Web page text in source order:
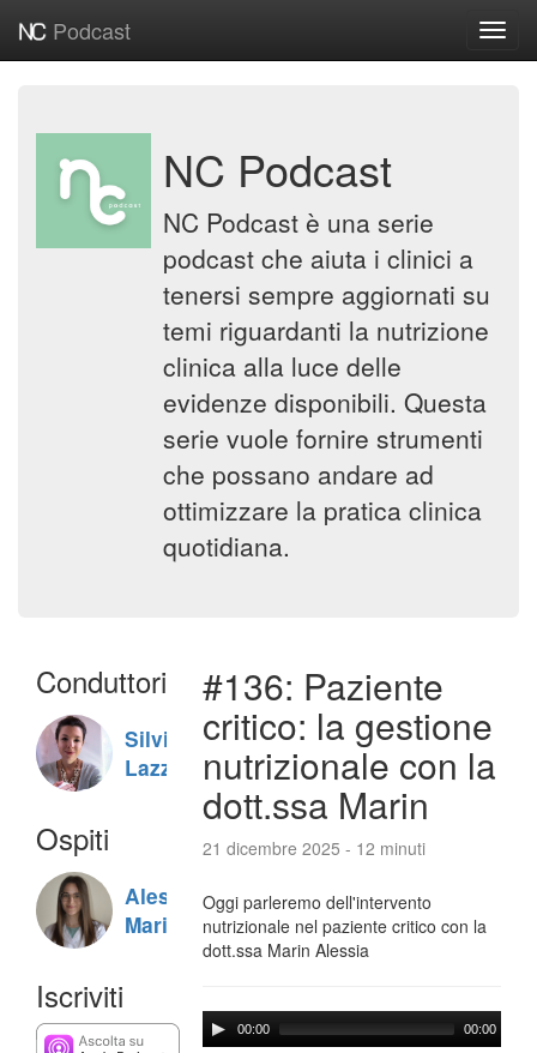
Podcast
NC Podcast
NC Podcast è una serie
podcast che aiuta i clinici a
tenersi sempre aggiornati su
temi riguardanti la nutrizione
clinica alla luce delle
evidenze disponibili. Questa
serie vuole fornire strumenti
che possano andare ad
ottimizzare la pratica clinica
quotidiana.
Conduttori
Silvia
Lazzaris
Ospiti
Alessia
Marin
Iscriviti
#136: Paziente
critico: la gestione
nutrizionale con la
dott.ssa Marin
21 dicembre 2025 - 12 minuti
Oggi parleremo dell'intervento
nutrizionale nel paziente critico con la
dott.ssa Marin Alessia
00:00 00:00